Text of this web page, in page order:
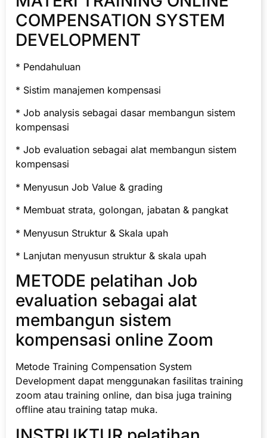
COMPENSATION SYSTEM
DEVELOPMENT
* Pendahuluan
* Sistim manajemen kompensasi
* Job analysis sebagai dasar membangun sistem
kompensasi
* Job evaluation sebagai alat membangun sistem
kompensasi
* Menyusun Job Value & grading
* Membuat strata, golongan, jabatan & pangkat
* Menyusun Struktur & Skala upah
* Lanjutan menyusun struktur & skala upah
METODE pelatihan Job
evaluation sebagai alat
membangun sistem
kompensasi online Zoom
Metode Training Compensation System
Development dapat menggunakan fasilitas training
zoom atau training online, dan bisa juga training
offline atau training tatap muka.